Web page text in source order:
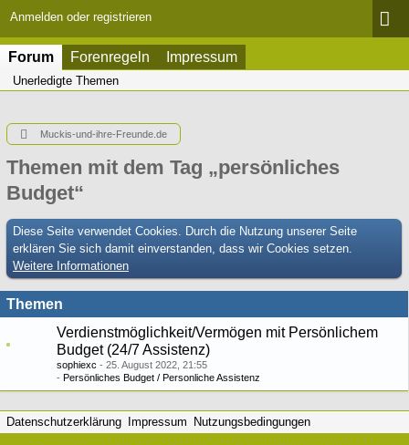
Anmelden oder registrieren
Forum Forenregeln Impressum
Unerledigte Themen
Muckis-und-ihre-Freunde.de
Themen mit dem Tag „persönliches
Budget“
Diese Seite verwendet Cookies. Durch die Nutzung unserer Seite
erklären Sie sich damit einverstanden, dass wir Cookies setzen.
Weitere Informationen
Themen
Verdienstmöglichkeit/Vermögen mit Persönlichem
Budget (24/7 Assistenz)
sophiexc
25. August 2022, 21:55
Persönliches Budget / Personliche Assistenz
Datenschutzerklärung Impressum Nutzungsbedingungen